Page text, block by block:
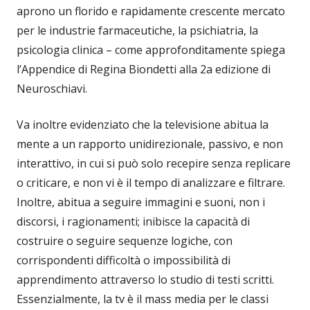
aprono un florido e rapidamente crescente mercato
per le industrie farmaceutiche, la psichiatria, la
psicologia clinica – come approfonditamente spiega
l’Appendice di Regina Biondetti alla 2a edizione di
Neuroschiavi.
Va inoltre evidenziato che la televisione abitua la
mente a un rapporto unidirezionale, passivo, e non
interattivo, in cui si può solo recepire senza replicare
o criticare, e non vi è il tempo di analizzare e filtrare.
Inoltre, abitua a seguire immagini e suoni, non i
discorsi, i ragionamenti; inibisce la capacità di
costruire o seguire sequenze logiche, con
corrispondenti difficoltà o impossibilità di
apprendimento attraverso lo studio di testi scritti.
Essenzialmente, la tv è il mass media per le classi